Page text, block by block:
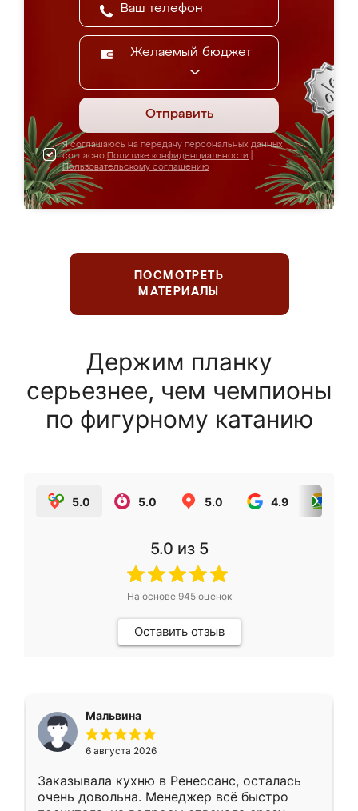
Желаемый бюджет
Отправить
Я соглашаюсь на передачу персональных данных
согласно Политике конфиденциальности
Пользовательскому соглашению
ПОСМОТРЕТЬ
МАТЕРИАЛЫ
Держим планку
серьезнее, чем чемпионы
по фигурному катанию
5.0 5.0 5.0 4.9
5.0 из 5
На основе 945оценок
Оставить отзыв
Мальвина
6 августа 2026
Заказывала кухню в Ренессанс, осталась
очень довольна. Менеджер всё быстро